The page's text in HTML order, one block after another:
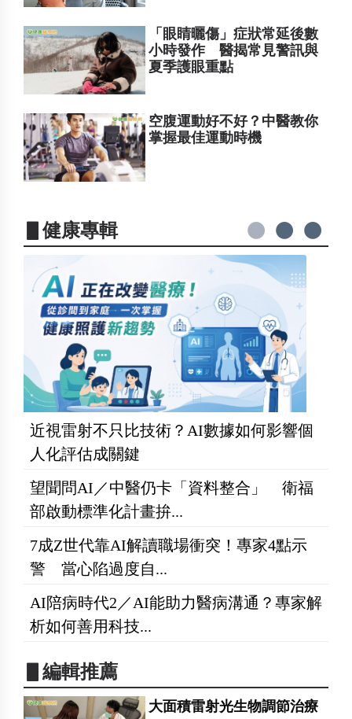
「眼睛曬傷」症狀常延後數
小時發作 醫揭常見警訊與
夏季護眼重點
空腹運動好不好？中醫教你
掌握最佳運動時機
▋健康專輯
近視雷射不只比技術？AI數據如何影響個
人化評估成關鍵
望聞問AI／中醫仍卡「資料整合」 衛福
部啟動標準化計畫拚...
7成Z世代靠AI解讀職場衝突！專家4點示
警 當心陷過度自...
AI陪病時代2／AI能助力醫病溝通？專家解
析如何善用科技...
▋編輯推薦
大面積雷射光生物調節治療